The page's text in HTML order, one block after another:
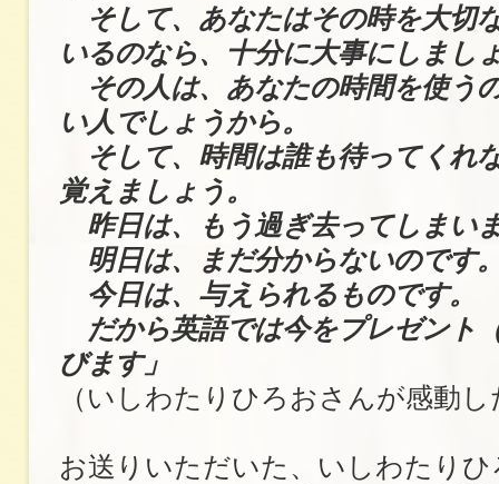
そして、あなたはその時を大切
いるのなら、十分に大事にしまし
その人は、あなたの時間を使う
い人でしょうから。
そして、時間は誰も待ってくれ
覚えましょう。
昨日は、もう過ぎ去ってしまい
明日は、まだ分からないのです
今日は、与えられるものです。
だから英語では今をプレゼント
びます」
（いしわたりひろおさんが感動し
お送りいただいた、いしわたり